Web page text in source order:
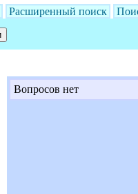
Расширенный поиск
Вопросов нет